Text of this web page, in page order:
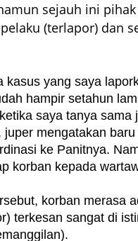
sejauh ini
(terlapor) dan
kasus yang saya
hampir setahun
saya tanya
juper mengatakan
ke Panitnya.
korban kepada
korban merasa
terkesan sangat di